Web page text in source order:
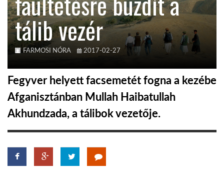
A VILÁG ITTHON
HÍR3D
tálib vezér
FARMOSI NÓRA 2017-02-27
Fegyver helyett facsemetét fogna a kezébe
Afganisztánban Mullah Haibatullah
Akhundzada, a tálibok vezetője.